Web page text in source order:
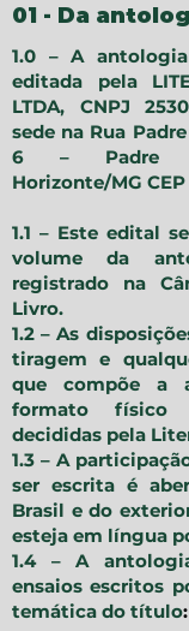
01 - Da
1.0 – A
editada pela
LTDA, CNPJ
sede na Rua
6 – Padre
Horizonte/MG CEP
1.1 – Este edital
volume da
registrado na
Livro.
1.2 – As
tiragem e
que compõe a
formato
decididas pela
1.3 – A
ser escrita é
Brasil e do
esteja em língua
1.4 – A
ensaios escritos
temática do título: